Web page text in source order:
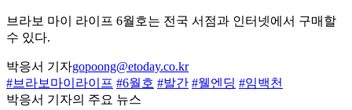
브라보 마이 라이프 6월호는 전국 서점과 인터넷에서 구매할
수 있다.
박응서 기자gopoong@etoday.co.kr
#브라보마이라이프 #6월호 #발간 #웰엔딩 #임백천
박응서 기자의 주요 뉴스